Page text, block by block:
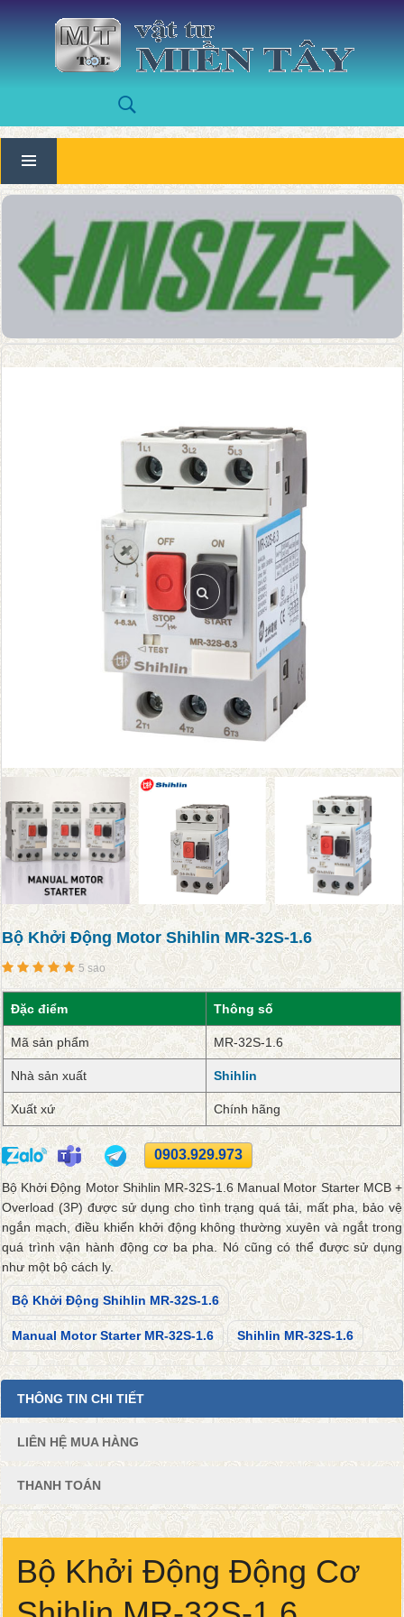
Bộ Khởi Động Motor Shihlin MR-32S-1.6
5 sao
Đặc điểm Thông số
Mã sản phẩm MR-32S-1.6
Nhà sản xuất Shihlin
Xuất xứ Chính hãng
0903.929.973
Bộ Khởi Động Motor Shihlin MR-32S-1.6 Manual Motor Starter MCB +
Overload (3P) được sử dụng cho tình trạng quá tải, mất pha, bảo vệ
ngắn mạch, điều khiển khởi động không thường xuyên và ngắt trong
quá trình vận hành động cơ ba pha. Nó cũng có thể được sử dụng
như một bộ cách ly.
Bộ Khởi Động Shihlin MR-32S-1.6
Manual Motor Starter MR-32S-1.6 Shihlin MR-32S-1.6
THÔNG TIN CHI TIẾT
LIÊN HỆ MUA HÀNG
THANH TOÁN
Bộ Khởi Động Động Cơ